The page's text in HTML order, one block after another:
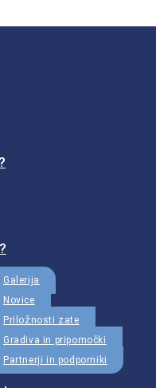
Galerija
Novice
Priložnosti zate
Gradiva in pripomočki
Partnerji in podporniki